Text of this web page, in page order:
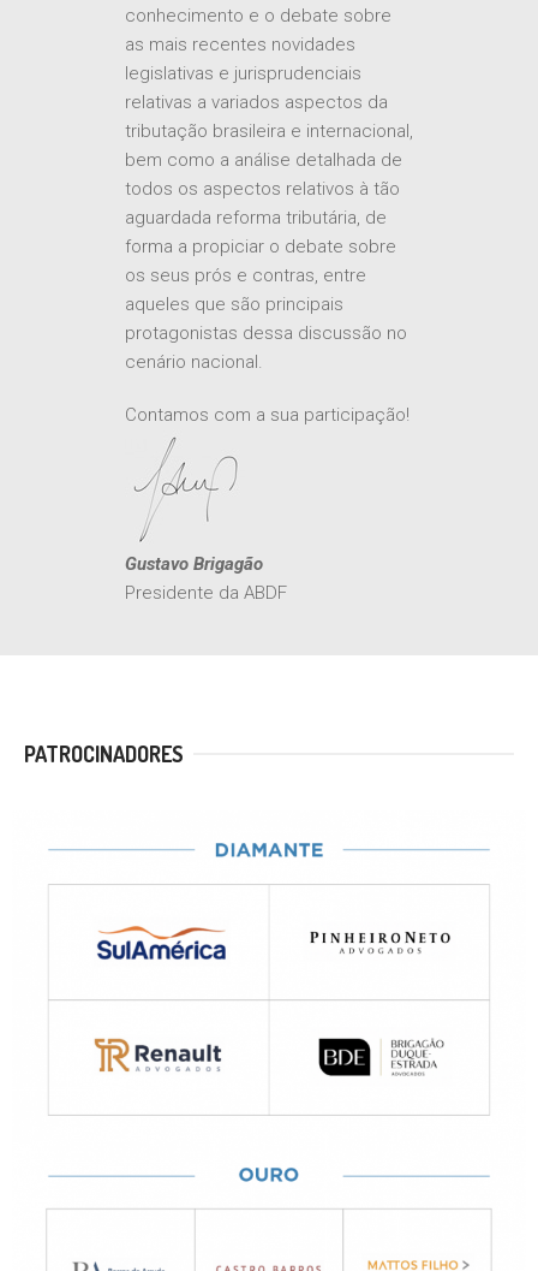
proporcionará a disseminação de
conhecimento e o debate sobre
as mais recentes novidades
legislativas e jurisprudenciais
relativas a variados aspectos da
tributação brasileira e internacional,
bem como a análise detalhada de
todos os aspectos relativos à tão
aguardada reforma tributária, de
forma a propiciar o debate sobre
os seus prós e contras, entre
aqueles que são principais
protagonistas dessa discussão no
Contamos com a sua participação!
Gustavo Brigagão